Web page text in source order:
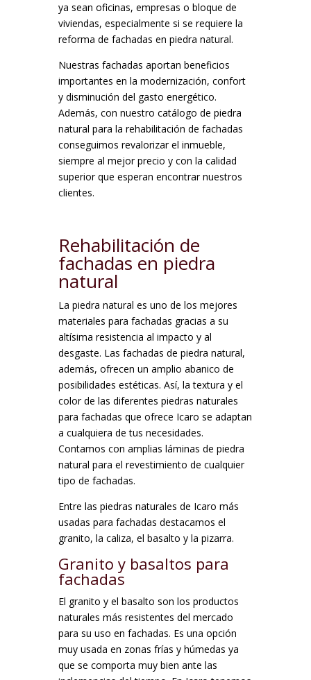
ya sean oficinas, empresas o bloque de
viviendas, especialmente si se requiere la
reforma de fachadas en piedra natural.
Nuestras fachadas aportan beneficios
importantes en la modernización, confort
y disminución del gasto energético.
Además, con nuestro catálogo de piedra
natural para la rehabilitación de fachadas
conseguimos revalorizar el inmueble,
siempre al mejor precio y con la calidad
superior que esperan encontrar nuestros
clientes.
Rehabilitación de
fachadas en piedra
natural
La piedra natural es uno de los mejores
materiales para fachadas gracias a su
altísima resistencia al impacto y al
desgaste. Las fachadas de piedra natural,
además, ofrecen un amplio abanico de
posibilidades estéticas. Así, la textura y el
color de las diferentes piedras naturales
para fachadas que ofrece Icaro se adaptan
a cualquiera de tus necesidades.
Contamos con amplias láminas de piedra
natural para el revestimiento de cualquier
tipo de fachadas.
Entre las piedras naturales de Icaro más
usadas para fachadas destacamos el
granito, la caliza, el basalto y la pizarra.
Granito y basaltos para
fachadas
El granito y el basalto son los productos
naturales más resistentes del mercado
para su uso en fachadas. Es una opción
muy usada en zonas frías y húmedas ya
que se comporta muy bien ante las